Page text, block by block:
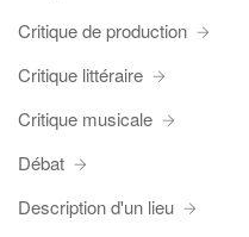
Critique de production
Critique littéraire
Critique musicale
Débat
Description d'un lieu